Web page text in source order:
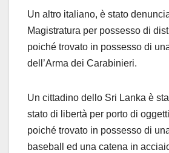
Un altro italiano, è stato
Magistratura per possesso di
poiché trovato in possesso di
dell’Arma dei Carabinieri.
Un cittadino dello Sri Lanka è
stato di libertà per porto di
poiché trovato in possesso di
baseball ed una catena in